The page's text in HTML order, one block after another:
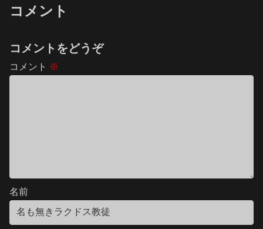
コメント
コメントをどうぞ
コメント ※
名前